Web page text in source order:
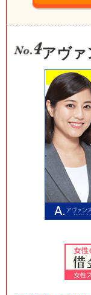
アヴァ